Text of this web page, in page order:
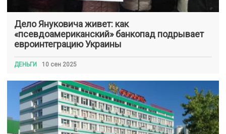
Дело Януковича живет: как
«псевдоамериканский» банкопад подрывает
евроинтеграцию Украины
ДЕНЬГИ 10 сен 2025